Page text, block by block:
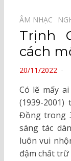
ÂM NHẠC⠀
Trịnh
cách
POSTED
20/11/2022
Có lẽ mấy
(1939-
Đồng trong
sáng tác
luôn vui
đậm chất trữ